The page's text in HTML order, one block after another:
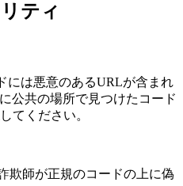
ティ
には悪意のあるURLが含まれ
公共の場所で見つけたコード
てください。
欺師が正規のコードの上に偽